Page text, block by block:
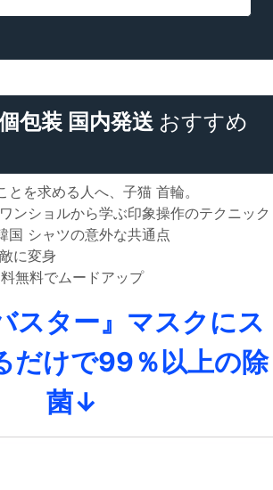
包装 国内発送おすすめ
とを求める人へ、子猫 首輪。
ンショルから学ぶ印象操作のテクニック
国 シャツの意外な共通点
に変身
無料でムードアップ
スター』マスクにス
だけで99％以上の除
菌↓